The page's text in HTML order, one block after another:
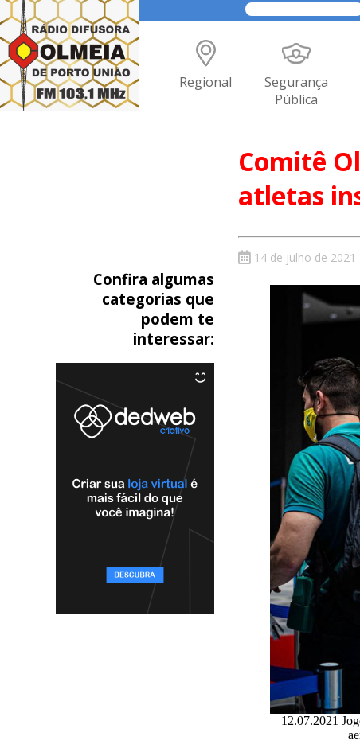
Regional Segurança
Pública
Comitê
atletas
Confira algumas
categorias que
podem te
interessar:
14 de julho de 2021
12.07.2021